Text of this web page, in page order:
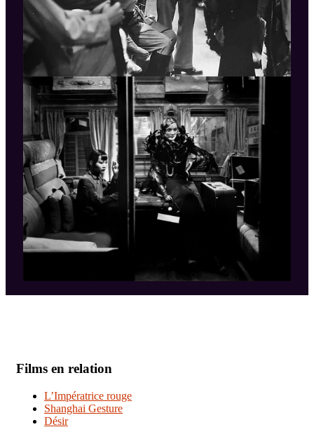
Films en relation
L’Impératrice rouge
Shanghai Gesture
Désir